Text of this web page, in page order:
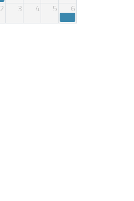
2 3 4 5 6